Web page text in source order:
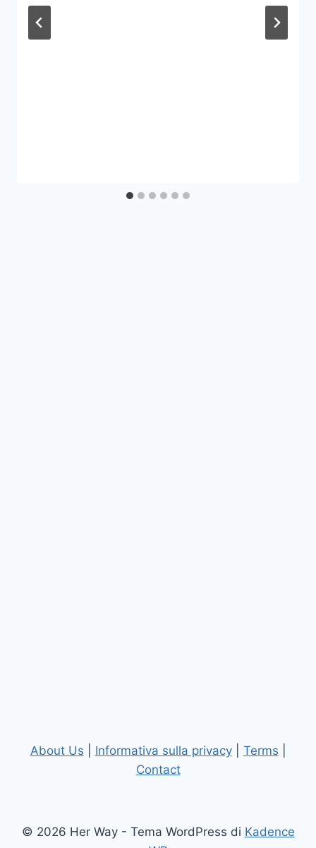
About Us Informativa sulla privacy| Terms
Contact
© 2026 Her Way - Tema WordPress di Kadence